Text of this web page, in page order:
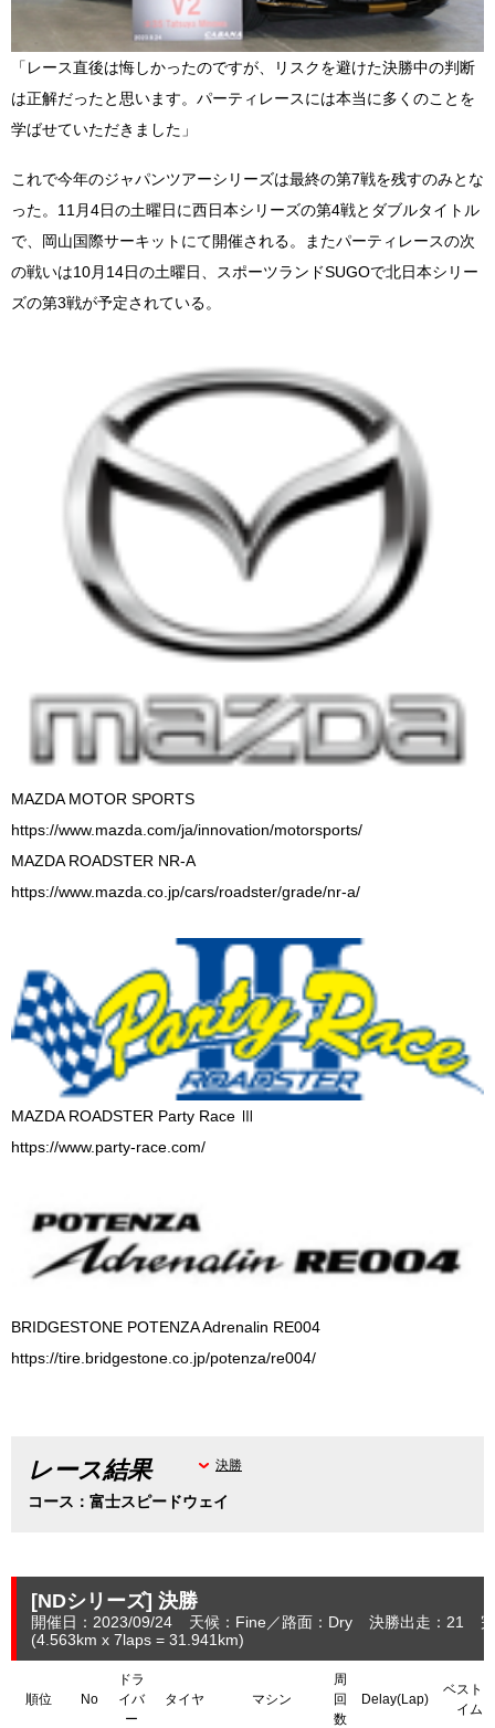
「レース直後は悔しかったのですが、リスクを避けた決勝中の判断
は正解だったと思います。パーティレースには本当に多くのことを
学ばせていただきました」
これで今年のジャパンツアーシリーズは最終の第7戦を残すのみとな
った。11月4日の土曜日に西日本シリーズの第4戦とダブルタイトル
で、岡山国際サーキットにて開催される。またパーティレースの次
の戦いは10月14日の土曜日、スポーツランドSUGOで北日本シリー
ズの第3戦が予定されている。
MAZDA MOTOR SPORTS
https://www.mazda.com/ja/innovation/motorsports/
MAZDA ROADSTER NR-A
https://www.mazda.co.jp/cars/roadster/grade/nr-a/
MAZDA ROADSTER Party Race Ⅲ
https://www.party-race.com/
BRIDGESTONE POTENZA Adrenalin RE004
https://tire.bridgestone.co.jp/potenza/re004/
レース結果
コース：富士スピードウェイ
決勝
[NDシリーズ] 決勝
開催日：2023/09/24 天候：Fine 路面：Dry 決勝出走：21
(4.563km x 7laps = 31.941 km)
順位 No
ドラ
イバ
ー
タイヤ マシン
周
回
数
Delay(Lap)
ベストタ
イム